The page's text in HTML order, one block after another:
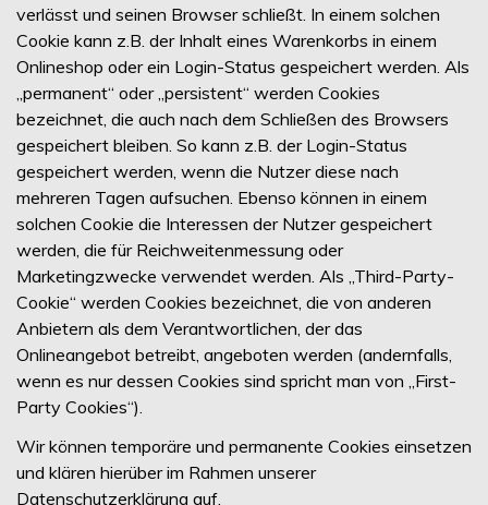
verlässt und seinen Browser schließt. In einem solchen
Cookie kann z.B. der Inhalt eines Warenkorbs in einem
Onlineshop oder ein Login-Status gespeichert werden. Als
„permanent“ oder „persistent“ werden Cookies
bezeichnet, die auch nach dem Schließen des Browsers
gespeichert bleiben. So kann z.B. der Login-Status
gespeichert werden, wenn die Nutzer diese nach
mehreren Tagen aufsuchen. Ebenso können in einem
solchen Cookie die Interessen der Nutzer gespeichert
werden, die für Reichweitenmessung oder
Marketingzwecke verwendet werden. Als „Third-Party-
Cookie“ werden Cookies bezeichnet, die von anderen
Anbietern als dem Verantwortlichen, der das
Onlineangebot betreibt, angeboten werden (andernfalls,
wenn es nur dessen Cookies sind spricht man von „First-
Party Cookies“).
Wir können temporäre und permanente Cookies einsetzen
und klären hierüber im Rahmen unserer
Datenschutzerklärung auf.